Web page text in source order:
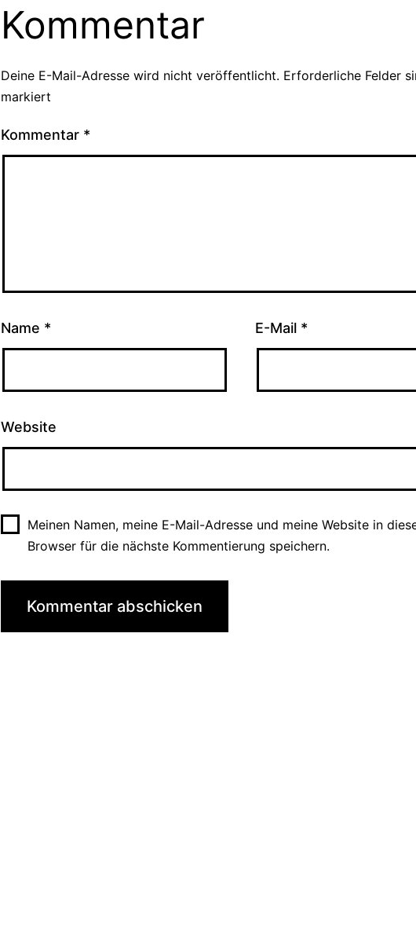
Kommentar
Deine E-Mail-Adresse wird nicht veröffentlicht. Erforderliche Felder
markiert
Kommentar *
Name * E-Mail *
Website
Meinen Namen, meine E-Mail-Adresse und meine Website in
Browser für die nächste Kommentierung speichern.